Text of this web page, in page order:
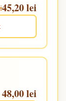
45,20 lei
48,00 lei